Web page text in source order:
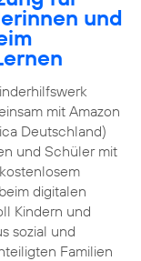
und
mit Amazon
Deutschland)
und Schüler mit
digitalen
Kindern und
sozial und
Familien